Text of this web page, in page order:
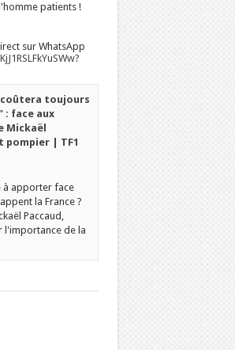
patients !
sur WhatsApp
coûtera toujours
: face aux
Mickaël
pompier | TF1
à apporter face
la France ?
Paccaud,
l'importance de la